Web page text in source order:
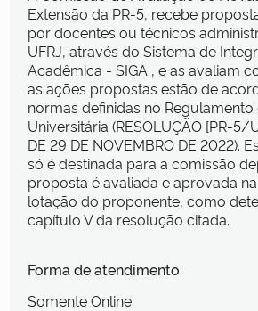
Extensão da PR-5, recebe
por docentes ou técnicos
UFRJ, através do Sistema de
Acadêmica - SIGA , e as avaliam
as ações propostas estão de
normas definidas no Regulamento
Universitária (RESOLUÇÃO [PR-5/
DE 29 DE NOVEMBRO DE 2022).
só é destinada para a comissão
proposta é avaliada e aprovada
lotação do proponente, como
capítulo V da resolução citada.
Forma de atendimento
Somente Online